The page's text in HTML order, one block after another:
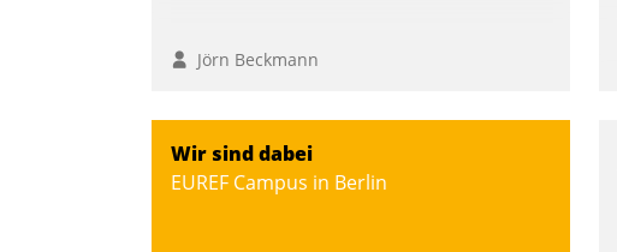
Jörn Beckmann
Wir sind dabei
EUREF Campus in Berlin